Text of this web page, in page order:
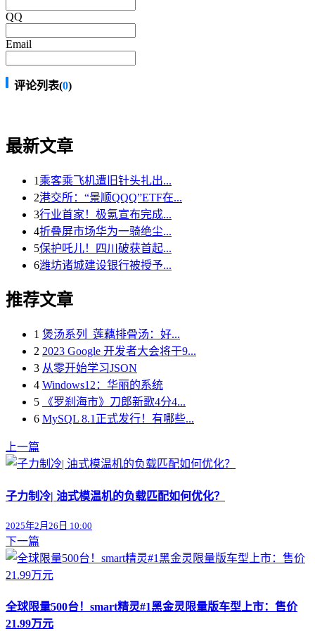
QQ
Email
评论列表(0)
最新文章
1 乘客乘飞机遭旧针头扎出...
2港交所：“景顺QQQ”ETF在...
3行业首家！极氪宣布完成...
4折叠屏市场华为一骑绝尘...
5保护吒儿！四川破获首起...
6潍坊诸城建设银行被授予...
推荐文章
1 煲汤系列_莲藕排骨汤：好...
2 2023 Google 开发者大会将于9...
3 从零开始学习JSON
4 Windows12：华丽的系统
5
《罗刹海市》刀郎新歌4分4...
6 MySQL 8.1正式发行！有哪些...
上一篇
子力制冷| 油式模温机的负载匹配如何优化？
2025年2月26日 10:00
下一篇
全球限量500台！smart精灵#1黑金灵限量版车型上市：售价
21.99万元